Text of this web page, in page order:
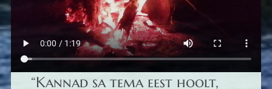
“Kannad sa tema eest hoolt,